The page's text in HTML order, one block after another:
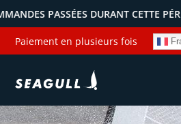
PASSÉES DURANT CETTE
Paiement en plusieurs fois